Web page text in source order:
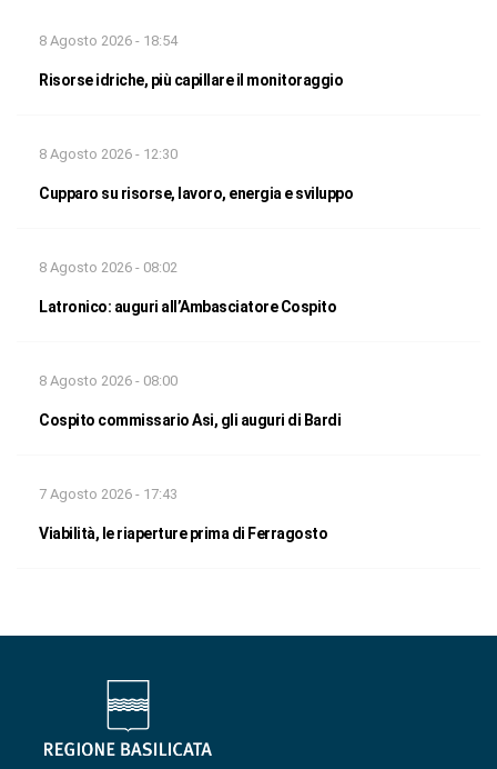
8 Agosto 2026 - 18:54
Risorse idriche, più capillare il monitoraggio
8 Agosto 2026 - 12:30
Cupparo su risorse, lavoro, energia e sviluppo
8 Agosto 2026 - 08:02
Latronico: auguri all’Ambasciatore Cospito
8 Agosto 2026 - 08:00
Cospito commissario Asi, gli auguri di Bardi
7 Agosto 2026 - 17:43
Viabilità, le riaperture prima di Ferragosto